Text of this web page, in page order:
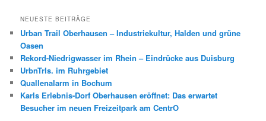
h
n
NEUESTE BEITRÄGE
Urban Trail Oberhausen – Industriekultur, Halden und grüne
Oasen
Rekord-Niedrigwasser im Rhein – Eindrücke aus Duisburg
UrbnTrls. im Ruhrgebiet
Quallenalarm in Bochum
Karls Erlebnis-Dorf Oberhausen eröffnet: Das erwartet
Besucher im neuen Freizeitpark am CentrO